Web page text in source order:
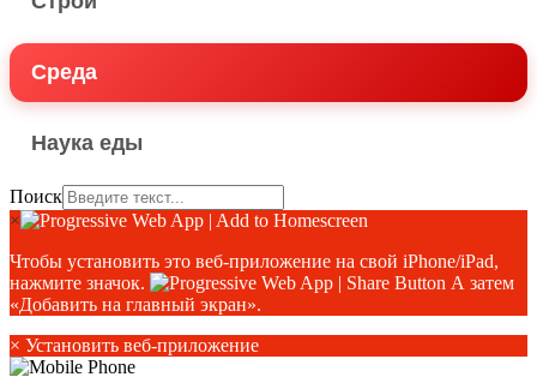
Среда
Наука еды
Поиск
×
Чтобы установить это веб-приложение на свой iPhone/iPad,
нажмите значок.
А затем
«Добавить на главный экран».
× Установить веб-приложение